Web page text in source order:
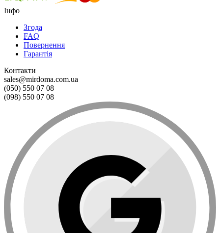
Інфо
Згода
FAQ
Повернення
Гарантія
Контакти
sales@mirdoma.com.ua
(050) 550 07 08
(098) 550 07 08